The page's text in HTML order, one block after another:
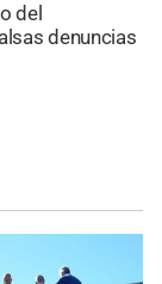
del
denuncias